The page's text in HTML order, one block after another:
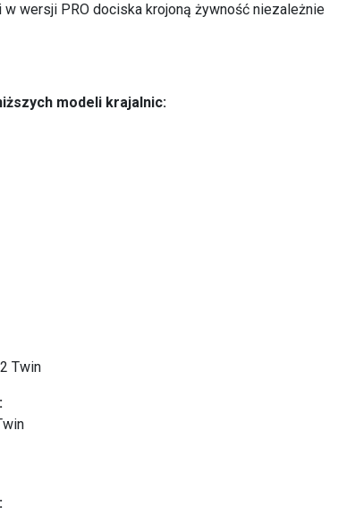
w wersji PRO dociska krojoną żywność niezależnie
modeli krajalnic:
Twin